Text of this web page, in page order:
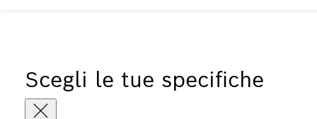
Scegli le tue specifiche